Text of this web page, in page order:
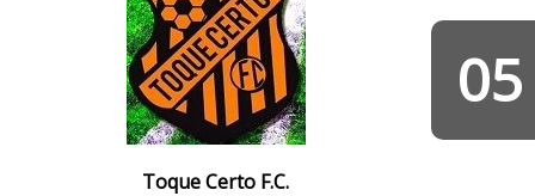
Toque Certo F.C.
05